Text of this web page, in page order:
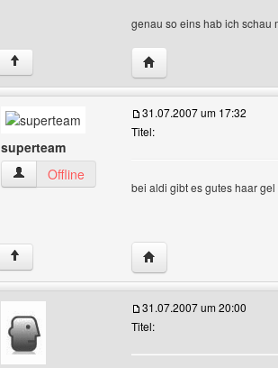
genau so eins hab ich schau
↑ Website dieses
superteam
superteam Benutzer-Profile anzeigen
Offline
31.07.2007 um 17:32
Titel:
bei aldi gibt es gutes haar
↑ Website dieses
31.07.2007 um 20:00
Titel: